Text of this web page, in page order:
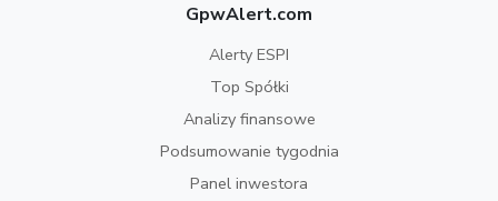
GpwAlert.com
Alerty ESPI
Top Spółki
Analizy finansowe
Podsumowanie tygodnia
Panel inwestora